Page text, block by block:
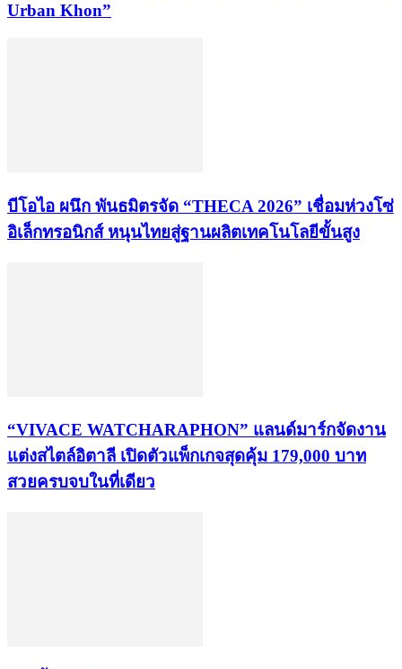
Urban Khon”
บีโอไอ ผนึก พันธมิตรจัด “THECA 2026” เชื่อมห่วงโซ่
อิเล็กทรอนิกส์ หนุนไทยสู่ฐานผลิตเทคโนโลยีขั้นสูง
“VIVACE WATCHARAPHON” แลนด์มาร์กจัดงาน
แต่งสไตล์อิตาลี เปิดตัวแพ็กเกจสุดคุ้ม 179,000 บาท
สวยครบจบในที่เดียว